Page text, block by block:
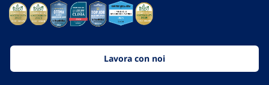
Lavora con noi